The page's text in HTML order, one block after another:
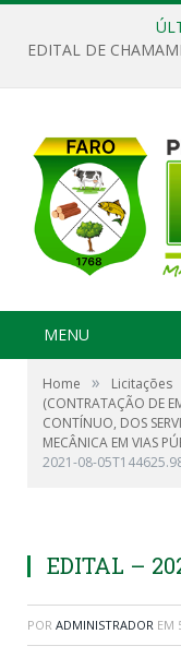
MENU
Home » Licitações
(CONTRATAÇÃO DE
CONTÍNUO, DOS
MECÂNICA EM VIAS
2021-08-
EDITAL –
POR ADMINISTRADOR EM